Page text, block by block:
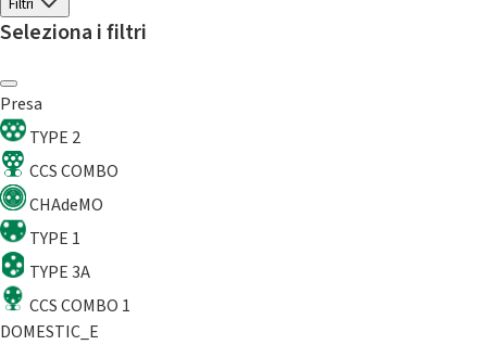
Seleziona i filtri
Presa
TYPE 2
CCS COMBO
CHAdeMO
TYPE 1
TYPE 3A
CCS COMBO 1
DOMESTIC_E